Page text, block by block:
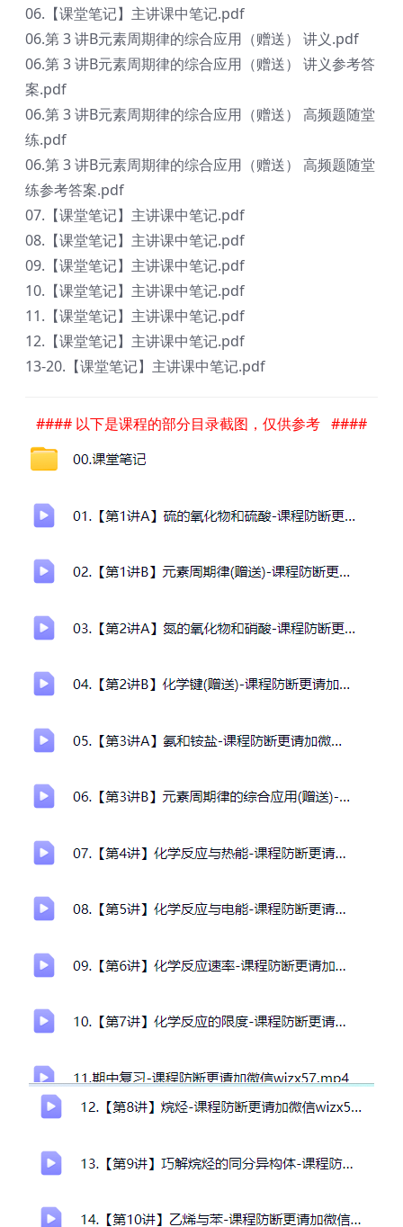
06.【课堂笔记】主讲课中笔记.pdf
06.第 3 讲B元素周期律的综合应用（赠送） 讲义.pdf
06.第 3 讲B元素周期律的综合应用（赠送） 讲义参考答
案.pdf
06.第 3 讲B元素周期律的综合应用（赠送） 高频题随堂
练.pdf
06.第 3 讲B元素周期律的综合应用（赠送） 高频题随堂
练参考答案.pdf
07.【课堂笔记】主讲课中笔记.pdf
08.【课堂笔记】主讲课中笔记.pdf
09.【课堂笔记】主讲课中笔记.pdf
10.【课堂笔记】主讲课中笔记.pdf
11.【课堂笔记】主讲课中笔记.pdf
12.【课堂笔记】主讲课中笔记.pdf
13-20.【课堂笔记】主讲课中笔记​.pdf
#### 以下是课程的部分目录截图，仅供参考 ####